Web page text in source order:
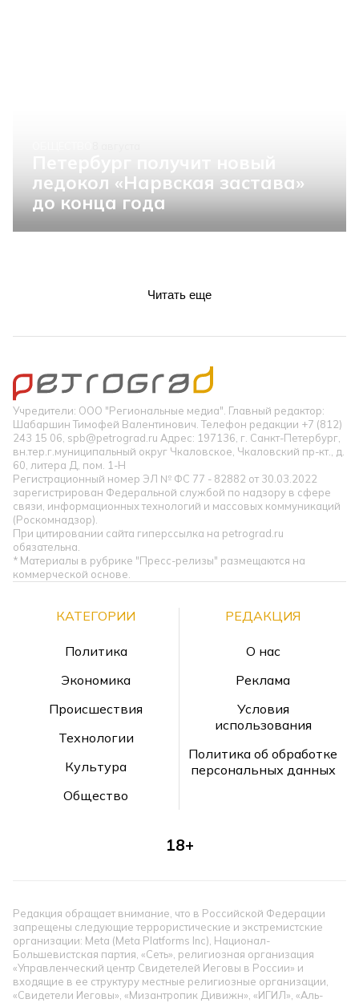
ледокол «Нарвская застава»
до конца года
Читать еще
Учредители: ООО "Региональные медиа". Главный редактор:
Шабаршин Тимофей Валентинович. Телефон редакции +7 (812)
243 15 06, spb@petrograd.ru Адрес: 197136, г. Санкт-Петербург,
вн.тер.г.муниципальный округ Чкаловское, Чкаловский пр-кт., д.
60, литера Д, пом. 1-Н
Регистрационный номер ЭЛ № ФС 77 - 82882 от 30.03.2022
зарегистрирован Федеральной службой по надзору в сфере
связи, информационных технологий и массовых коммуникаций
(Роскомнадзор).
При цитировании сайта гиперссылка на petrograd.ru
обязательна.
* Материалы в рубрике "Пресс-релизы" размещаются на
коммерческой основе.
КАТЕГОРИИ
Политика
Экономика
Происшествия
Технологии
Культура
Общество
РЕДАКЦИЯ
О нас
Реклама
Условия
использования
Политика об обработке
персональных данных
18+
Редакция обращает внимание, что в Российской Федерации
запрещены следующие террористические и экстремистские
организации: Meta (Meta Platforms Inc), Национал-
Большевистская партия, «Сеть», религиозная организация
«Управленческий центр Свидетелей Иеговы в России» и
входящие в ее структуру местные религиозные организации,
«Свидетели Иеговы», «Мизантропик Дивижн», «ИГИЛ», «Аль-